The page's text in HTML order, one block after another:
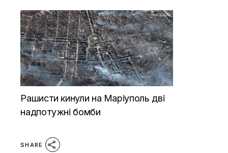
Рашисти кинули на Маріуполь дві
надпотужні бомби
SHARE